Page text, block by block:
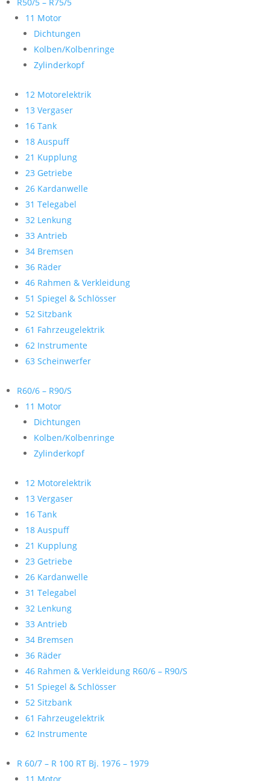
11 Motor
Dichtungen
Kolben/Kolbenringe
Zylinderkopf
12 Motorelektrik
13 Vergaser
16 Tank
18 Auspuff
21 Kupplung
23 Getriebe
26 Kardanwelle
31 Telegabel
32 Lenkung
33 Antrieb
34 Bremsen
36 Räder
46 Rahmen & Verkleidung
51 Spiegel & Schlösser
52 Sitzbank
61 Fahrzeugelektrik
62 Instrumente
63 Scheinwerfer
R60/6 – R90/S
11 Motor
Dichtungen
Kolben/Kolbenringe
Zylinderkopf
12 Motorelektrik
13 Vergaser
16 Tank
18 Auspuff
21 Kupplung
23 Getriebe
26 Kardanwelle
31 Telegabel
32 Lenkung
33 Antrieb
34 Bremsen
36 Räder
46 Rahmen & Verkleidung R60/6 – R90/S
51 Spiegel & Schlösser
52 Sitzbank
61 Fahrzeugelektrik
62 Instrumente
R 60/7 – R 100 RT Bj. 1976 – 1979